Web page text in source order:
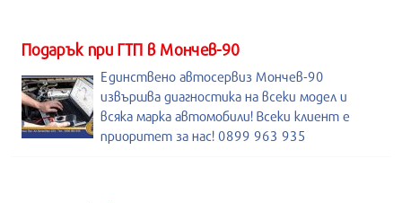
Подарък при ГТП в Мончев-90
Единствено автосервиз Мончев-90
извършва диагностика на всеки модел и
всяка марка автомобили! Всеки клиент е
приоритет за нас! 0899 963 935